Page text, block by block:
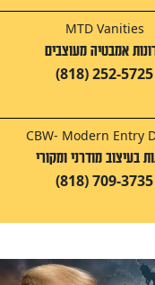
MTD Vanities
אמבטיה מעוצבים
(818) 252-5725
CBW- Modern Entry
בעיצוב מודרני ומקורי
(818) 709-3735